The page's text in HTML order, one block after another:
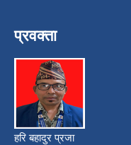
प्रवक्ता
हरि बहादुर प्रजा